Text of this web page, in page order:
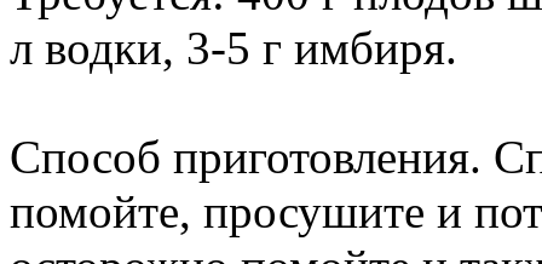
л водки, 3-5 г имбиря.
Способ приготовления.
помойте, просушите и